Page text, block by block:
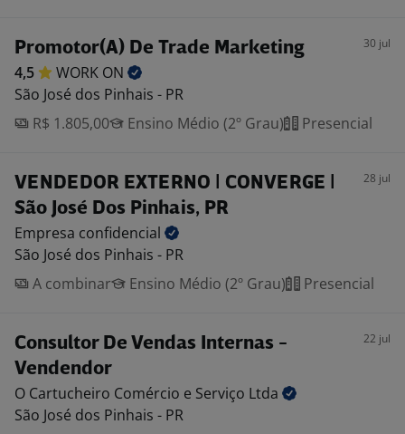
Promotor(A) De Trade Marketing 30 jul
4,5 WORK ON
São José dos Pinhais - PR
R$ 1.805,00
Ensino Médio (2º Grau) Presencial
VENDEDOR EXTERNO | CONVERGE |
São José Dos Pinhais, PR
28 jul
Empresa confidencial
São José dos Pinhais - PR
A combinar
Ensino Médio (2º Grau) Presencial
Consultor De Vendas Internas -
Vendendor
22 jul
O Cartucheiro Comércio e Serviço Ltda
São José dos Pinhais - PR